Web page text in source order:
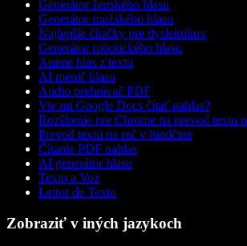
Generátor ženského hlasu
Generátor mužského hlasu
Najlepšie čítačky pre dyslektikov
Generátor robotického hlasu
Anime hlas z textu
AI menič hlasu
Audio prehrávač PDF
Vie mi Google Docs čítať nahlas?
Rozšírenie pre Chrome na prevod textu
Prevod textu na reč v hindčine
Čítanie PDF nahlas
AI generátor hlasu
Texto a Voz
Leitor de Texto
Zobraziť v iných jazykoch